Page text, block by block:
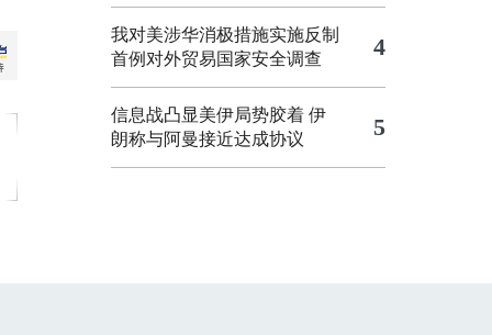
我对美涉华消极措施实施反制
首例对外贸易国家安全调查
4
信息战凸显美伊局势胶着 伊
朗称与阿曼接近达成协议
5